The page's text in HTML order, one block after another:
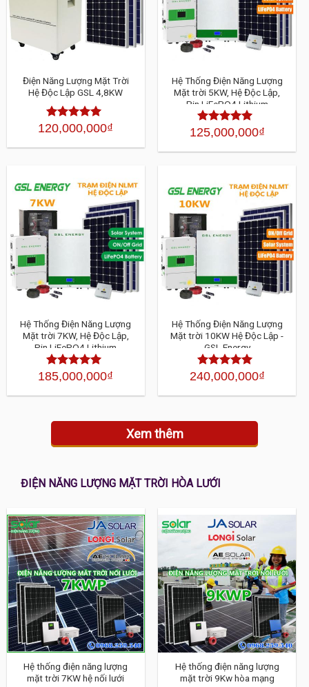
Điện Năng Lượng Mặt Trời
Hệ Độc Lập GSL 4,8KW
Được xếp
5 sao
120,000,000₫
Hệ Thống Điện Năng Lượng
Mặt trời 5KW, Hệ Độc Lập,
Pin LiFePO4 Lithium
Được xếp
sao
125,000,000₫
Hệ Thống Điện Năng Lượng
Mặt trời 7KW, Hệ Độc Lập,
Pin LiFePO4 Lithium
Được xếp
sao
185,000,000₫
Hệ Thống Điện Năng Lượng
Mặt trời 10KW Hệ Độc Lập -
GSL Energy
Được xếp
sao
240,000,000₫
Xem thêm
ĐIỆN NĂNG LƯỢNG MẶT TRỜI HÒA LƯỚI
Hệ thống điện năng lượng
mặt trời 7KW hệ nối lưới
Hệ thống điện năng lượng
mặt trời 9Kw hòa mạng